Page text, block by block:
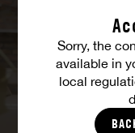
Sorry, the
available in
local